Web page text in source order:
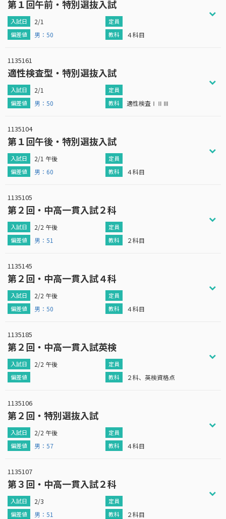
第１回午前・特別選抜入試
2/1
４科目
男：50
1135161
適性検査型・特別選抜入試
2/1
適性検査ⅠⅡⅢ
男：50
1135104
第１回午後・特別選抜入試
2/1 午後
４科目
男：60
1135105
第２回・中高一貫入試２科
2/2 午後
２科目
男：51
1135145
第２回・中高一貫入試４科
2/2 午後
４科目
男：50
1135185
第２回・中高一貫入試英検
2/2 午後
２科、英検資格点
1135106
第２回・特別選抜入試
2/2 午後
４科目
男：57
1135107
第３回・中高一貫入試２科
2/3
２科目
男：51